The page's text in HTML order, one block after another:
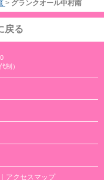
> グランクオール中村南
戻る
制）
｜アクセスマップ